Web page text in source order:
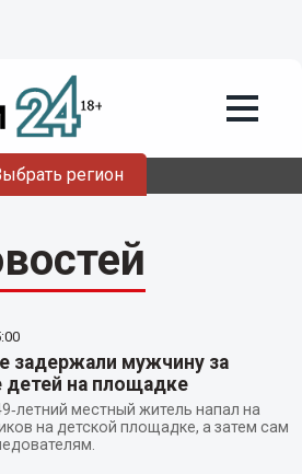
регион
задержали мужчину за
детей на площадке
местный житель напал на
на детской площадке, а затем сам